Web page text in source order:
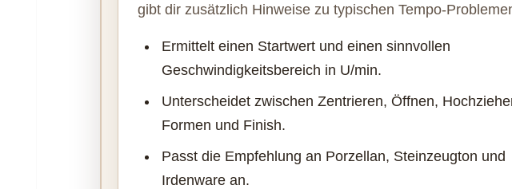
gibt dir zusätzlich Hinweise zu typischen Tempo-
Ermittelt einen Startwert und einen sinnvollen
Geschwindigkeitsbereich in U/min.
Unterscheidet zwischen Zentrieren, Öffnen,
Formen und Finish.
Passt die Empfehlung an Porzellan, Steinzeugton und
Irdenware an.